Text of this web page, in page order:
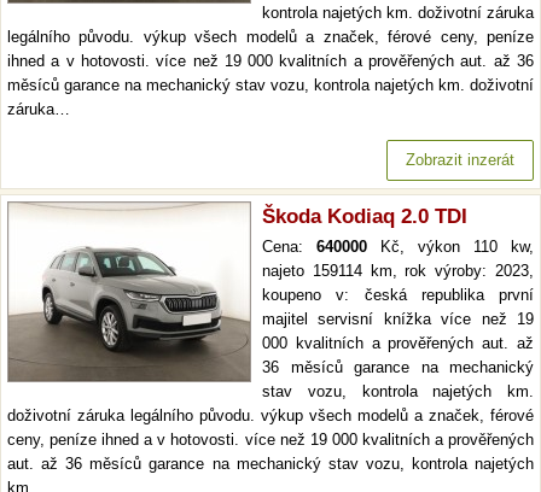
kontrola najetých km. doživotní záruka
legálního původu. výkup všech modelů a značek, férové ceny, peníze
ihned a v hotovosti. více než 19 000 kvalitních a prověřených aut. až 36
měsíců garance na mechanický stav vozu, kontrola najetých km. doživotní
záruka…
Zobrazit inzerát
Škoda Kodiaq 2.0 TDI
Cena: 640000 Kč, výkon 110 kw,
najeto 159114 km, rok výroby: 2023,
koupeno v: česká republika první
majitel servisní knížka více než 19
000 kvalitních a prověřených aut. až
36 měsíců garance na mechanický
stav vozu, kontrola najetých km.
doživotní záruka legálního původu. výkup všech modelů a značek, férové
ceny, peníze ihned a v hotovosti. více než 19 000 kvalitních a prověřených
aut. až 36 měsíců garance na mechanický stav vozu, kontrola najetých
km.…